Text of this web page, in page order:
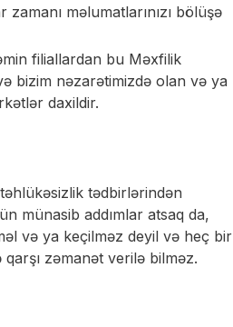
zamanı məlumatlarınızı bölüşə
filiallardan bu Məxfilik
bizim nəzarətimizdə olan və ya
daxildir.
tədbirlərindən
münasib addımlar atsaq da,
və ya keçilməz deyil və heç bir
zəmanət verilə bilməz.